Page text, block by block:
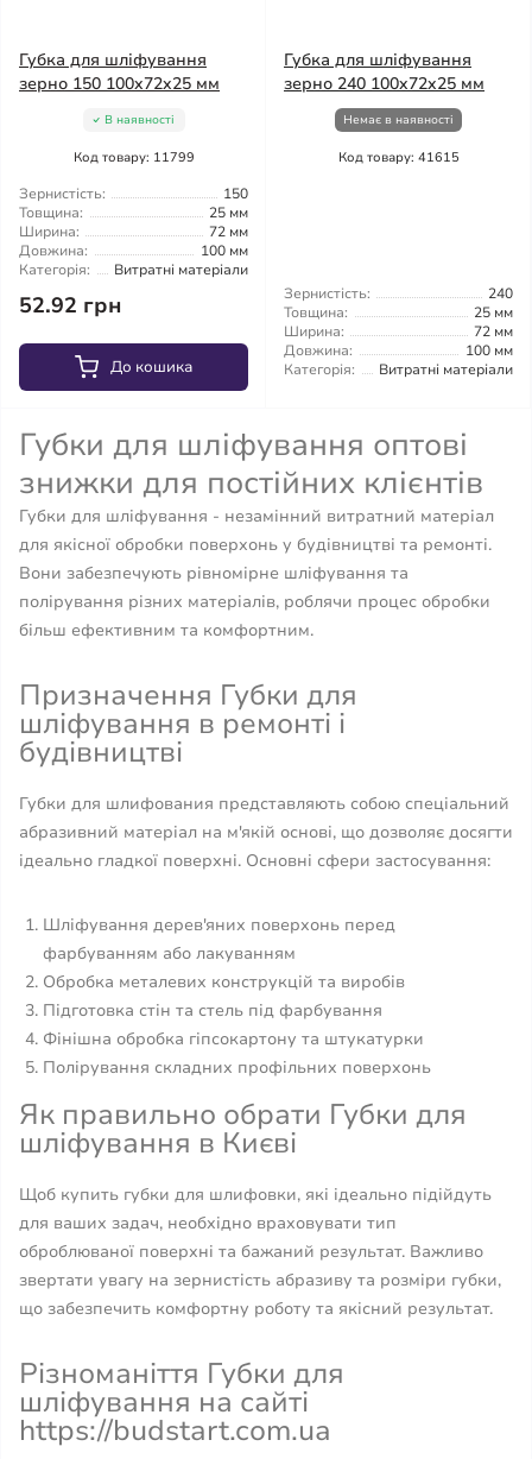
Губка для шліфування
зерно 150 100x72x25 мм
В наявності
Код товару: 11799
Зернистість:
150
Товщина:
25 мм
Ширина:
72 мм
Довжина:
100 мм
Категорія:
Витратні матеріали
52.92 грн
До кошика
Губка для шліфування
зерно 240 100x72x25 мм
Немає в наявності
Код товару: 41615
Зернистість:
240
Товщина:
25 мм
Ширина:
72 мм
Довжина:
100 мм
Категорія:
Витратні матеріали
Губки для шліфування оптові
знижки для постійних клієнтів
Губки для шліфування - незамінний витратний матеріал
для якісної обробки поверхонь у будівництві та ремонті.
Вони забезпечують рівномірне шліфування та
полірування різних матеріалів, роблячи процес обробки
більш ефективним та комфортним.
Призначення Губки для
шліфування в ремонті і
будівництві
Губки для шлифования представляють собою спеціальний
абразивний матеріал на м'якій основі, що дозволяє досягти
ідеально гладкої поверхні. Основні сфери застосування:
Шліфування дерев'яних поверхонь перед
фарбуванням або лакуванням
Обробка металевих конструкцій та виробів
Підготовка стін та стель під фарбування
Фінішна обробка гіпсокартону та штукатурки
Полірування складних профільних поверхонь
Як правильно обрати Губки для
шліфування в Києві
Щоб купить губки для шлифовки, які ідеально підійдуть
для ваших задач, необхідно враховувати тип
оброблюваної поверхні та бажаний результат. Важливо
звертати увагу на зернистість абразиву та розміри губки,
що забезпечить комфортну роботу та якісний результат.
Різноманіття Губки для
шліфування на сайті
https://budstart.com.ua